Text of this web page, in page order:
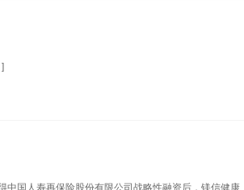
中国人寿再保险股份有限公司战略性融资后，镁信健康